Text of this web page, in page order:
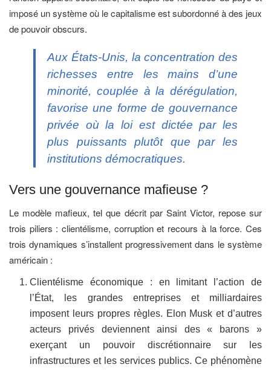
imposé un système où le capitalisme est subordonné à des jeux
de pouvoir obscurs.
Aux États-Unis, la concentration des
richesses entre les mains d’une
minorité, couplée à la dérégulation,
favorise une forme de gouvernance
privée où la loi est dictée par les
plus puissants plutôt que par les
institutions démocratiques.
Vers une gouvernance mafieuse ?
Le modèle mafieux, tel que décrit par Saint Victor, repose sur
trois piliers : clientélisme, corruption et recours à la force. Ces
trois dynamiques s’installent progressivement dans le système
américain :
Clientélisme économique : en limitant l’action de
l’État, les grandes entreprises et milliardaires
imposent leurs propres règles. Elon Musk et d’autres
acteurs privés deviennent ainsi des « barons »
exerçant un pouvoir discrétionnaire sur les
infrastructures et les services publics. Ce phénomène